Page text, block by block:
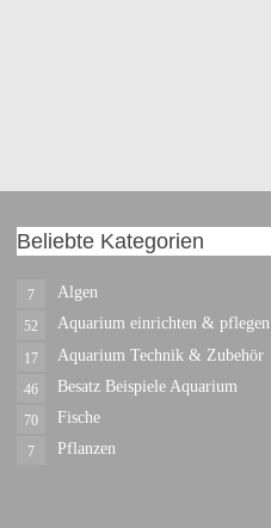
Beliebte Kategorien
Algen
7
Aquarium einrichten & pflegen
52
Aquarium Technik & Zubehör
17
Besatz Beispiele Aquarium
46
Fische
70
Pflanzen
7